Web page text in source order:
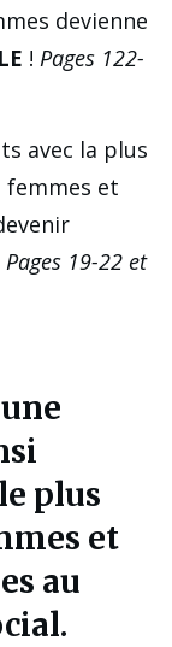
devienne
! Pages 122-
avec la plus
femmes et
Pages 19-22 et
plus
et
au